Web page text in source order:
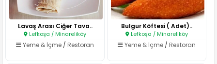
Lavaş Arası Ciğer Tava..
Lefkoşa / Minareliköy
Yeme & İçme / Restoran
Bulgur Köftesi ( Adet)..
Lefkoşa / Minareliköy
Yeme & İçme /Restoran